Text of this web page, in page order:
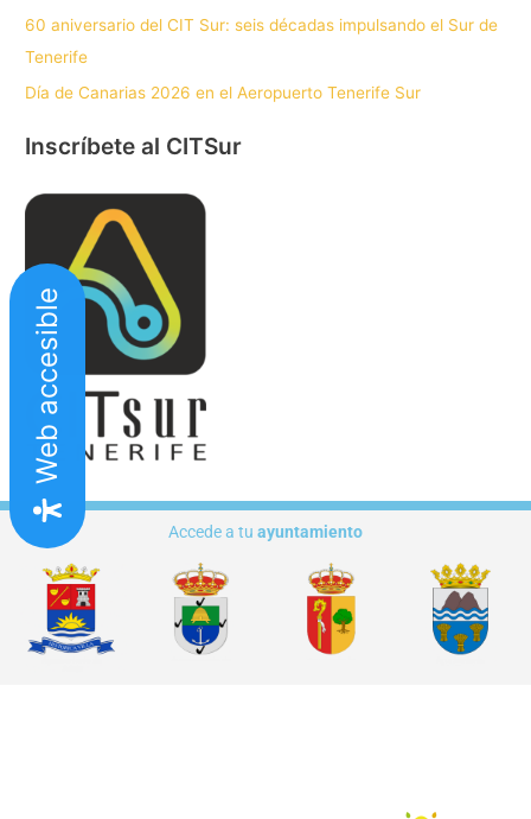
60 aniversario del CIT Sur: seis décadas impulsando el Sur de
Tenerife
Día de Canarias 2026 en el Aeropuerto Tenerife Sur
Inscríbete al CITSur
Accede a tu ayuntamiento
Web accesible